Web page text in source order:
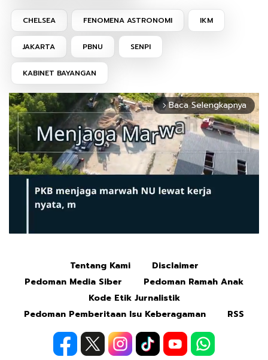
CHELSEA FENOMENA ASTRONOMI IKM
JAKARTA PBNU SENPI
KABINET BAYANGAN
arrow_forward_ios Baca Selengkapnya
Tentang Kami
Disclaimer
Pedoman Media Siber
Pedoman Ramah Anak
Kode Etik Jurnalistik
Pedoman Pemberitaan Isu Keberagaman
RSS